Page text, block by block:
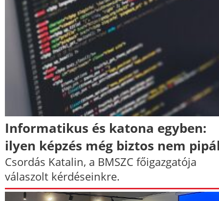
Informatikus és katona egyben:
ilyen képzés még biztos nem
Csordás Katalin, a BMSZC főigazgatója
válaszolt kérdéseinkre.